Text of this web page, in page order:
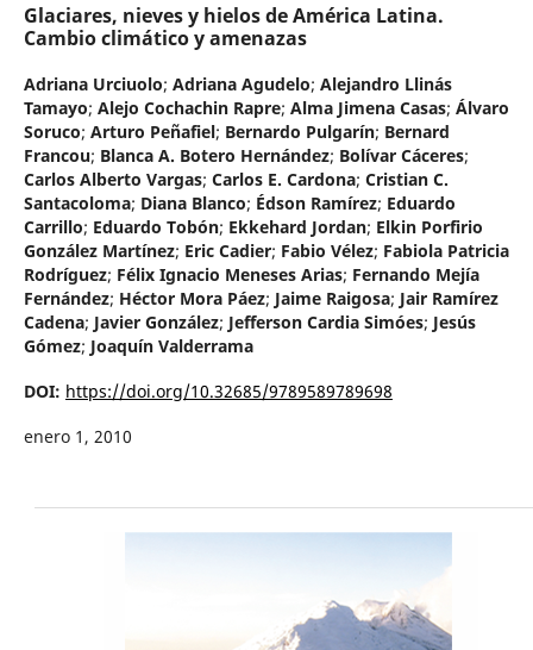
Glaciares, nieves y hielos de América Latina.
Cambio climático y amenazas
Adriana Urciuolo; Adriana Agudelo; Alejandro Llinás
Tamayo; Alejo Cochachin Rapre; Alma Jimena Casas; Álvaro
Soruco; Arturo Peñafiel; Bernardo Pulgarín; Bernard
Francou; Blanca A. Botero Hernández; Bolívar Cáceres;
Carlos Alberto Vargas; Carlos E. Cardona; Cristian C.
Santacoloma; Diana Blanco; Édson Ramírez; Eduardo
Carrillo; Eduardo Tobón; Ekkehard Jordan; Elkin Porfirio
González Martínez; Eric Cadier; Fabio Vélez; Fabiola Patricia
Rodríguez; Félix Ignacio Meneses Arias; Fernando Mejía
Fernández; Héctor Mora Páez; Jaime Raigosa; Jair Ramírez
Cadena; Javier González; Jefferson Cardia Simóes; Jesús
Gómez; Joaquín Valderrama
DOI: https://doi.org/10.32685/9789589789698
enero 1, 2010